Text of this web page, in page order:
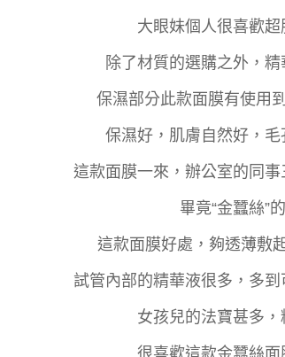
大眼妹個人很喜歡超
除了材質的選購之外，
保濕部分此款面膜有使用
保濕好，肌膚自然好，
這款面膜一來，辦公室的同
畢竟“金蠶絲”
這款面膜好處，夠透薄敷
試管內部的精華液很多，多
女孩兒的法寶甚多，
很喜歡這款金蠶絲面